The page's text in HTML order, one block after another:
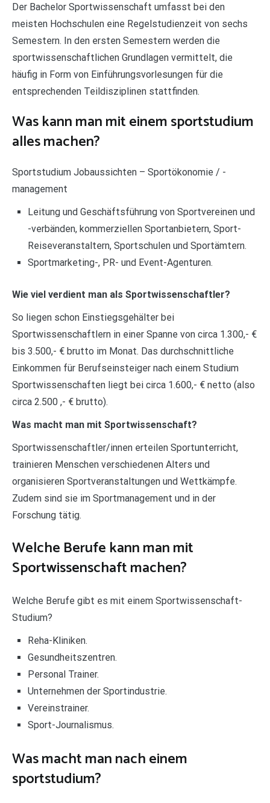
Der Bachelor Sportwissenschaft umfasst bei den
meisten Hochschulen eine Regelstudienzeit von sechs
Semestern. In den ersten Semestern werden die
sportwissenschaftlichen Grundlagen vermittelt, die
häufig in Form von Einführungsvorlesungen für die
entsprechenden Teildisziplinen stattfinden.
Was kann man mit einem sportstudium
alles machen?
Sportstudium Jobaussichten – Sportökonomie / -
management
Leitung und Geschäftsführung von Sportvereinen und
-verbänden, kommerziellen Sportanbietern, Sport-
Reiseveranstaltern, Sportschulen und Sportämtern.
Sportmarketing-, PR- und Event-Agenturen.
Wie viel verdient man als Sportwissenschaftler?
So liegen schon Einstiegsgehälter bei
Sportwissenschaftlern in einer Spanne von circa 1.300,- €
bis 3.500,- € brutto im Monat. Das durchschnittliche
Einkommen für Berufseinsteiger nach einem Studium
Sportwissenschaften liegt bei circa 1.600,- € netto (also
circa 2.500 ,- € brutto).
Was macht man mit Sportwissenschaft?
Sportwissenschaftler/innen erteilen Sportunterricht,
trainieren Menschen verschiedenen Alters und
organisieren Sportveranstaltungen und Wettkämpfe.
Zudem sind sie im Sportmanagement und in der
Forschung tätig.
Welche Berufe kann man mit
Sportwissenschaft machen?
Welche Berufe gibt es mit einem Sportwissenschaft-
Studium?
Reha-Kliniken.
Gesundheitszentren.
Personal Trainer.
Unternehmen der Sportindustrie.
Vereinstrainer.
Sport-Journalismus.
Was macht man nach einem
sportstudium?